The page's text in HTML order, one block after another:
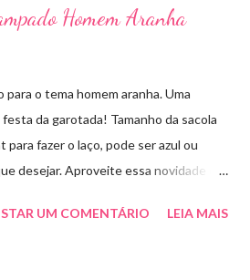
Homem Aranha
o tema homem aranha. Uma
da garotada! Tamanho da sacola
fazer o laço, pode ser azul ou
desejar. Aproveite essa novidade e
UM COMENTÁRIO LEIA MAIS